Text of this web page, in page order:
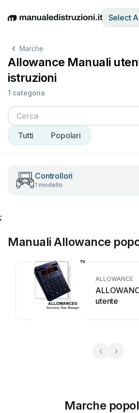
EnglishDeutschEspañolItaliano
Select
Marche
Allowance Manuali
istruzioni
1 categoria
Tutti Popolari
Controllori
1 modello
;
Manuali Allowance
ALLOWANCE
utente
Marche